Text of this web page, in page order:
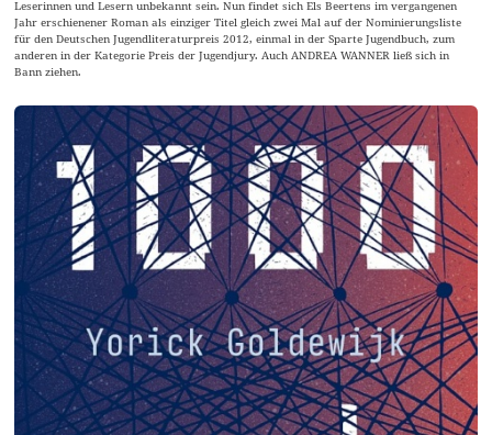
Leserinnen und Lesern unbekannt sein. Nun findet sich Els Beertens im vergangenen
Jahr erschienener Roman als einziger Titel gleich zwei Mal auf der Nominierungsliste
für den Deutschen Jugendliteraturpreis 2012, einmal in der Sparte Jugendbuch, zum
anderen in der Kategorie Preis der Jugendjury. Auch ANDREA WANNER ließ sich in
Bann ziehen.